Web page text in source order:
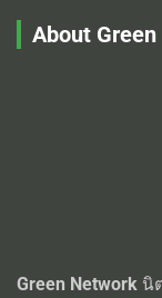
About
Green Network นิ